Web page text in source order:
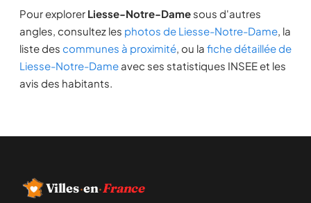
Pour explorer Liesse-Notre-Dame sous d'autres
angles, consultez les photos de Liesse-Notre-Dame, la
liste des communes à proximité, ou la fiche détaillée de
Liesse-Notre-Dame avec ses statistiques INSEE et les
avis des habitants.
Villes·en·France